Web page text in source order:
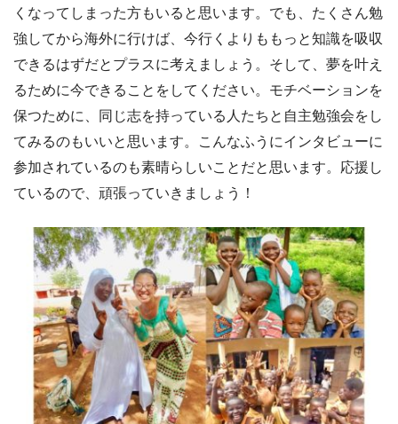
くなってしまった方もいると思います。でも、たくさん勉
強してから海外に行けば、今行くよりももっと知識を吸収
できるはずだとプラスに考えましょう。そして、夢を叶え
るために今できることをしてください。モチベーションを
保つために、同じ志を持っている人たちと自主勉強会をし
てみるのもいいと思います。こんなふうにインタビューに
参加されているのも素晴らしいことだと思います。応援し
ているので、頑張っていきましょう！